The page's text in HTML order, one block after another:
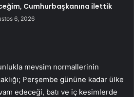
Cumhurbaşkanına ilettik
6, 2026
mevsim normallerinin
Perşembe gününe kadar ülke
edeceği, batı ve iç kesimlerde